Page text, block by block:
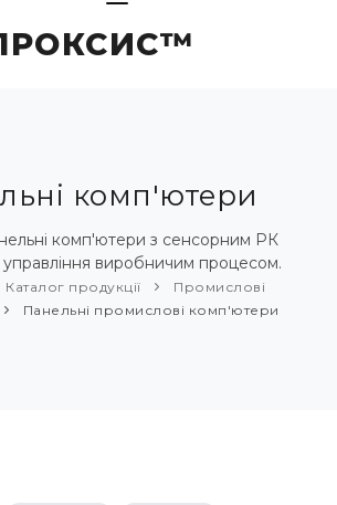
РІШЕННЯ
комп'ютери
комп'ютери з сенсорним РК
виробничим процесом.
Каталог продукції
Промислові
Панельні промислові комп'ютери